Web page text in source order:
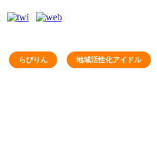
らびりん 地域活性化アイドル